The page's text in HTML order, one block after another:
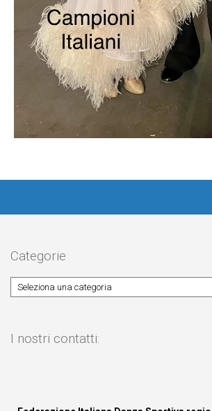
Categorie
I nostri contatti: